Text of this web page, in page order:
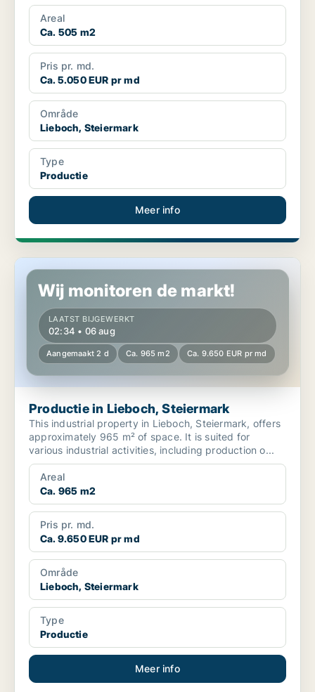
...
Areal
Ca. 505 m2
Pris pr. md.
Ca. 5.050 EUR pr md
Område
Lieboch, Steiermark
Type
Productie
Meer info
Productie in Lieboch, Steiermark
Wij monitoren de markt!
LAATST BIJGEWERKT
02:34 • 06 aug
Aangemaakt 2 d Ca. 965 m2 Ca. 9.650 EUR pr md
Productie in Lieboch, Steiermark
This industrial property in Lieboch, Steiermark, offers
approximately 965 m² of space. It is suited for
various industrial activities, including production o...
Areal
Ca. 965 m2
Pris pr. md.
Ca. 9.650 EUR pr md
Område
Lieboch, Steiermark
Type
Productie
Meer info